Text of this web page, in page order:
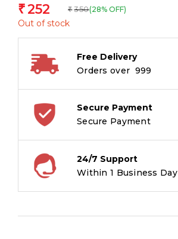
₹252 ₹ 350(28% OFF)
Out of stock
Free Delivery
Orders over ₹ 999
Secure Payment
Secure Payment
24/7 Support
Within 1 Business Day